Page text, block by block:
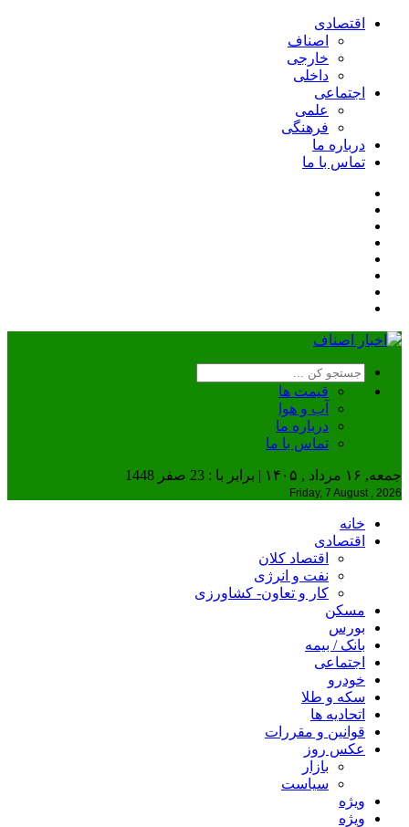
اقتصادی
اصناف
خارجی
داخلی
اجتماعی
علمی
فرهنگی
درباره ما
تماس با ما
قیمت ها
آب و هوا
درباره ما
تماس با ما
جمعه, ۱۶ مرداد , ۱۴۰۵ | برابر با : 23 صفر 1448
Friday, 7 August , 2026
خانه
اقتصادی
اقتصاد کلان
نفت و انرژی
کار و تعاون- کشاورزی
مسکن
بورس
بانک / بیمه
اجتماعی
خودرو
سکه و طلا
اتحادیه ها
قوانین و مقررات
عکس روز
بازار
سیاست
ویژه
ویژه